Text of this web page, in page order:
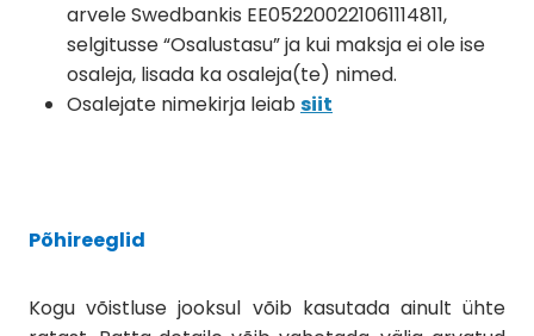
arvele Swedbankis EE052200221061114811,
selgitusse “Osalustasu” ja kui maksja ei ole ise
osaleja, lisada ka osaleja(te) nimed.
Osalejate nimekirja leiab siit
Põhireeglid
Kogu võistluse jooksul võib kasutada ainult ühte